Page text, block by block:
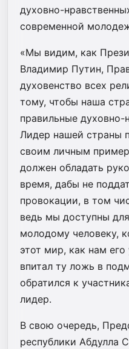
духовно-
современной
«Мы видим, как
Владимир Путин,
духовенство всех
тому, чтобы наша
правильные духовно-
Лидер нашей страны
своим личным
должен обладать
время, дабы не
провокации, в том
ведь мы доступны
молодому человеку,
этот мир, как нам
впитал ту ложь в
обратился к
лидер.
В свою очередь,
республики Абдулла